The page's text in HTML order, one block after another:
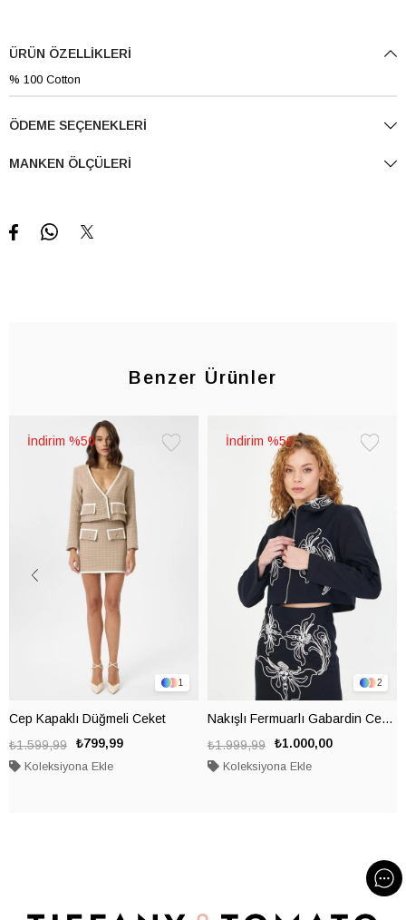
ÜRÜN ÖZELLIKLERI
% 100 Cotton
ÖDEME SEÇENEKLERI
MANKEN ÖLÇÜLERI
Benzer Ürünler
1
Cep Kapaklı Düğmeli Ceket
₺799,99
₺1.599,99
Koleksiyona Ekle
%50
2
Nakışlı Fermuarlı Gabardin Ceket
₺1.000,00
₺1.999,99
Koleksiyona Ekle
%50